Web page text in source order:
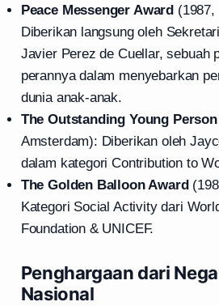
Peace Messenger Award (1987,
Diberikan langsung oleh
Javier Perez de Cuellar, sebuah
perannya dalam menyebarkan
dunia anak-anak.
The Outstanding Young
Amsterdam): Diberikan oleh
dalam kategori Contribution to
The Golden Balloon Award
Kategori Social Activity dari
Foundation & UNICEF.
Penghargaan dari
Nasional